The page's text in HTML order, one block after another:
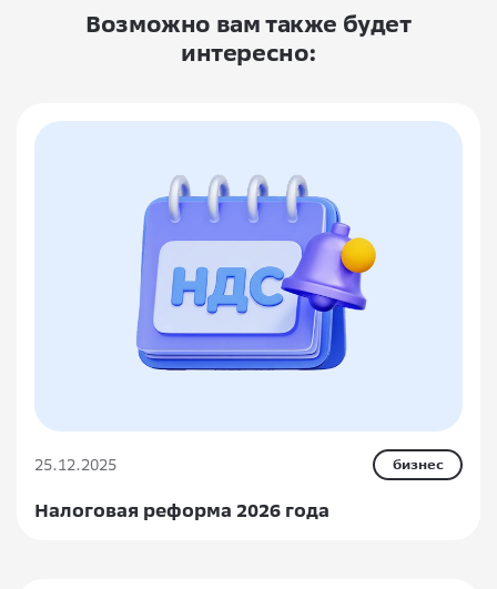
Возможно вам также будет
интересно:
25.12.2025 бизнес
Налоговая реформа 2026 года